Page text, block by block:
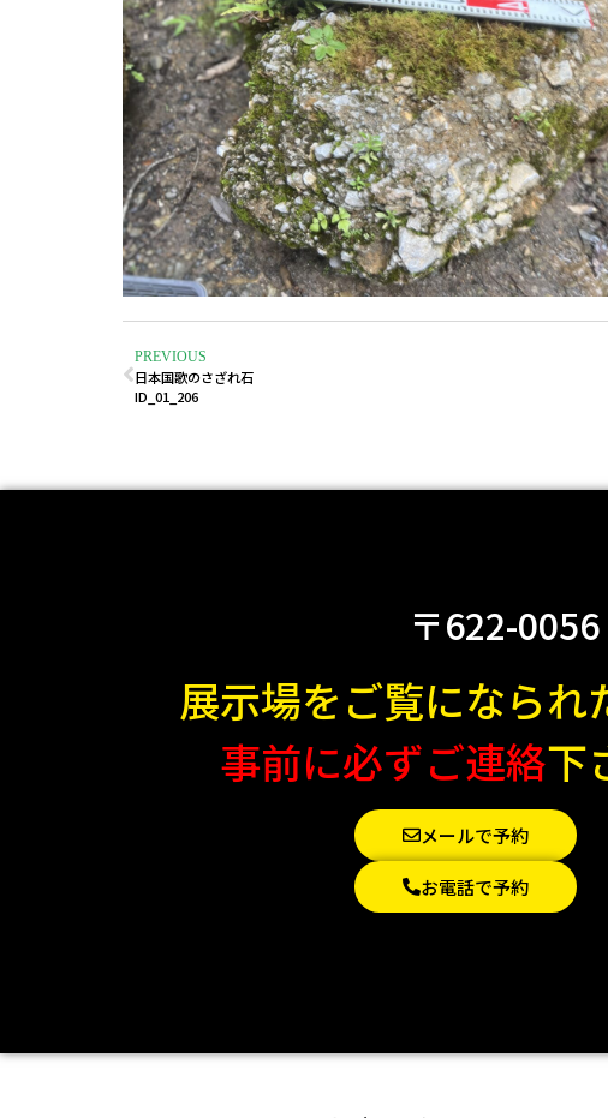
PREVIOUS
日本国歌のさざれ石
ID_01_206
〒622-0056
展示場をご覧になられ
事前に必ずご連絡下
メールで予約
お電話で予約